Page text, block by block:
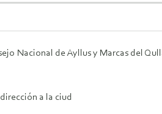
Nacional de Ayllus y Marcas del
a la ciud